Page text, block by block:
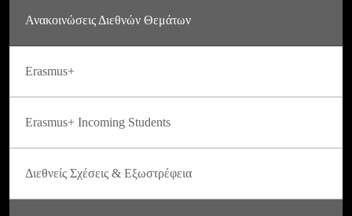
Ανακοινώσεις Διεθνών Θεμάτων
Erasmus+
Erasmus+ Incoming Students
Διεθνείς Σχέσεις & Εξωστρέφεια